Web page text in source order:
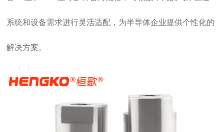
系统和设备需求进行灵活适配，为半导体企业提供个性化的
解决方案。